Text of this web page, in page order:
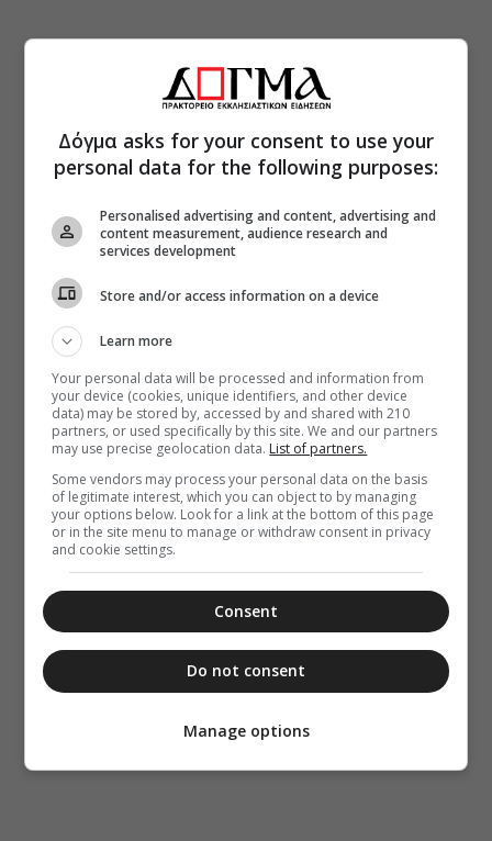
Δόγμα asks for your consent to use your
personal data for the following purposes:
Personalised advertising and content, advertising and
content measurement, audience research and
services development
Store and/or access information on a device
Learn more
Your personal data will be processed and information from
your device (cookies, unique identifiers, and other device
data) may be stored by, accessed by and shared with 210
partners, or used specifically by this site. We and our partners
may use precise geolocation data. List of partners.
Some vendors may process your personal data on the basis
of legitimate interest, which you can object to by managing
your options below. Look for a link at the bottom of this page
or in the site menu to manage or withdraw consent in privacy
and cookie settings.
Consent
Do not consent
Manage options